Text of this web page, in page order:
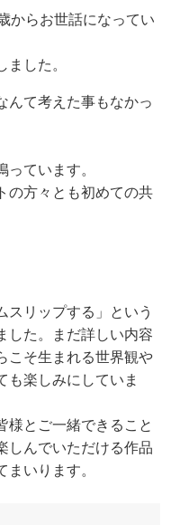
からお世話になってい
した。
んて考えた事もなかっ
ています。
の方々とも初めての共
スリップする」という
した。まだ詳しい内容
こそ生まれる世界観や
も楽しみにしていま
様とご一緒できること
しんでいただける作品
いります。